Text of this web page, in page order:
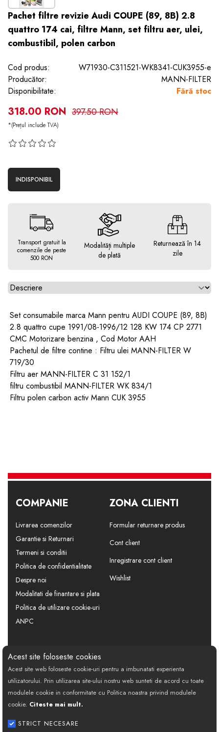
Acest site foloseste cookies
Acest site web foloseste cookie-uri pentru a imbunatati experienta
utilizatorului. Prin utilizarea site-ului nostru web sunteti de acord cu toate
modulele cookie in conformitate cu Politica noastra privind modulele
cookie. Citeste mai mult.
STRICT NECESARE
Pachet filtre revizie Audi COUPE (89, 8B) 2.8
quattro 174 cai, filtre Mann, set filtru aer, ulei,
combustibil, polen carbon
Cod produs:
W71930-C311521-WK8341-CUK3955-e
Producător:
MANN-FILTER
Disponibilitate:
Fără stoc
318.00 RON 397.50 RON
*(Prețul include TVA)
INDISPONIBIL
Transport gratuit la
comenzile de peste
500 RON
Modalități multiple
de plată
Returnează în 14
zile
Alegeti tab
Set consumabile marca Mann pentru AUDI COUPE (89, 8B)
2.8 quattro cupe 1991/08-1996/12 128 KW 174 CP 2771
CMC Motorizare benzina , Cod Motor AAH
Pachetul de filtre contine : Filtru ulei MANN-FILTER W
719/30
Filtru aer MANN-FILTER C 31 152/1
filtru combustibil MANN-FILTER WK 834/1
Filtru polen carbon activ Mann CUK 3955
COMPANIE
Livrarea comenzilor
Garantie si Returnari
Termeni si conditii
Politica de confidentialitate
Despre noi
Modalitati de finantare si plata
Politica de utilizare cookie-uri
ANPC
ZONA CLIENTI
Formular returnare produs
Cont client
Inregistrare cont client
Wishlist
CONTACT
Call Center: 0377 100 941
Program de lucru: Luni-Vineri
08:00 - 18:00
Email: contact@bestautovest.ro